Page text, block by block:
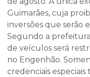
Guimarães, cuja
inversões que serão
Segundo a
de veículos será
no Engenhão.
credenciais